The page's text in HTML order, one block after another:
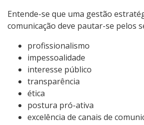
Entende-se que uma gestão
comunicação deve pautar-se pelos
profissionalismo
impessoalidade
interesse público
transparência
ética
postura pró-ativa
excelência de canais de